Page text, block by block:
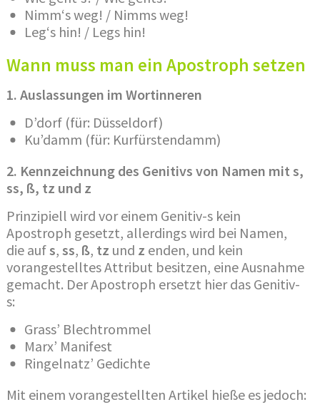
Nimm‘s weg! / Nimms weg!
Leg‘s hin! / Legs hin!
Wann muss man ein Apostroph setzen
1. Auslassungen im Wortinneren
D’dorf (für: Düsseldorf)
Ku’damm (für: Kurfürstendamm)
2. Kennzeichnung des Genitivs von Namen mit s,
ss, ß, tz und z
Prinzipiell wird vor einem Genitiv-s kein
Apostroph gesetzt, allerdings wird bei Namen,
die aufs, ss, ß, tz und z enden, und kein
vorangestelltes Attribut besitzen, eine Ausnahme
gemacht. Der Apostroph ersetzt hier das Genitiv-
s:
Grass’ Blechtrommel
Marx’ Manifest
Ringelnatz’ Gedichte
Mit einem vorangestellten Artikel hieße es jedoch: